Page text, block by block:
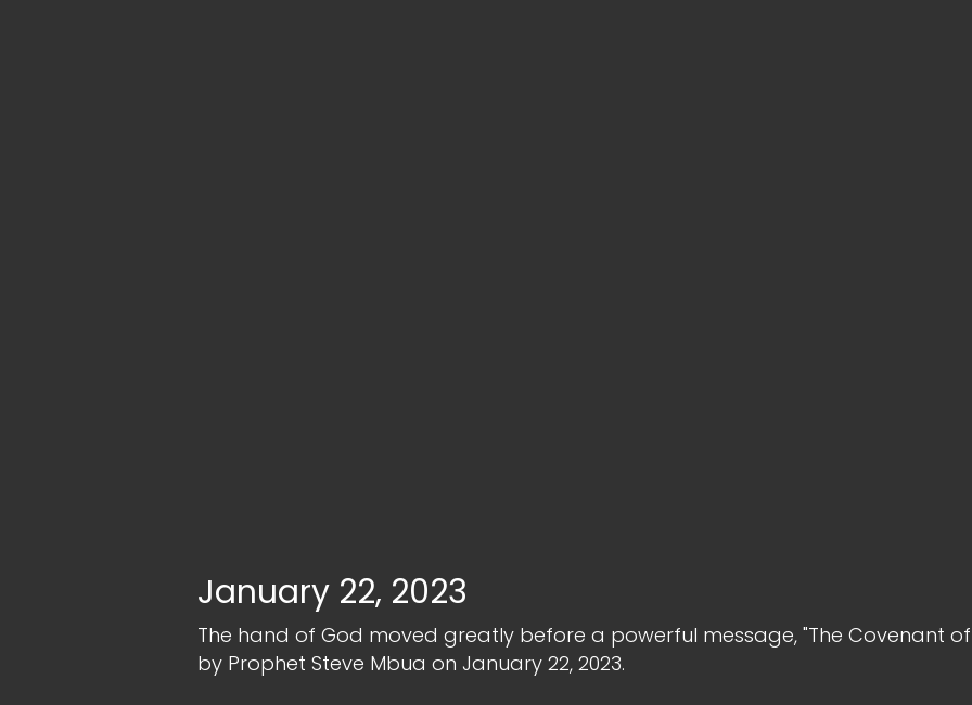
January 22, 2023
The hand of God moved greatly before a powerful message, "The Covenant of
by Prophet Steve Mbua on January 22, 2023.